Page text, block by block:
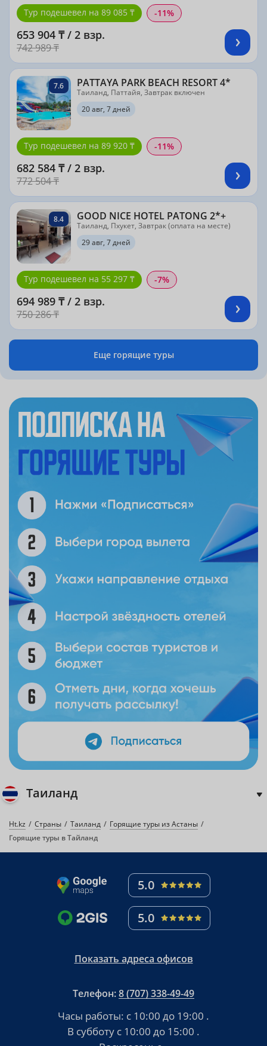
Тур подешевел на 89 085 ₸ -11%
653 904 ₸ / 2 взр.
742 989 ₸
7.6 PATTAYA PARK BEACH RESORT 4*
Таиланд, Паттайя, Завтрак включен
20 авг, 7 дней
Тур подешевел на 89 920 ₸ -11%
682 584 ₸ / 2 взр.
772 504 ₸
8.4 GOOD NICE HOTEL PATONG 2*+
Таиланд, Пхукет, Завтрак (оплата на месте)
29 авг, 7 дней
Тур подешевел на 55 297 ₸ -7%
694 989 ₸ / 2 взр.
750 286 ₸
Еще горящие туры
Таиланд
Ht.kz Страны Таиланд
Горящие туры из Астаны
Горящие туры в Тайланд
5.0
5.0
Показать адреса офисов
Телефон:8 (707) 338-49-49
Часы работы: с 10:00 до 19:00 .
В субботу с 10:00 до 15:00 .